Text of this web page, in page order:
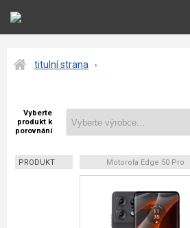
titulní strana
Vyberte
produkt k
porovnání
PRODUKT Motorola Edge 50 Pro